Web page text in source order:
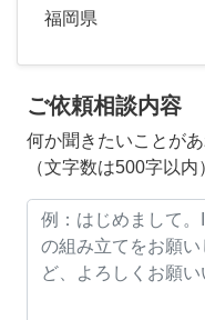
福岡県
ご依頼相談内容
何か聞きたいことが
（文字数は500字以内